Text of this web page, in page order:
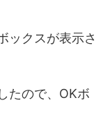
ックスが表示さ
たので、OKボ